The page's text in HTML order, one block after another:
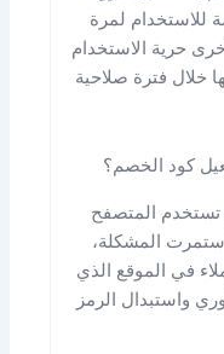
للاستخدام لمرة
حرية الاستخدام
خلال فترة صلاحية
كود الخصم؟
تستخدم المتصفح
المشكلة،
في الموقع الذي
واستبدال الرمز